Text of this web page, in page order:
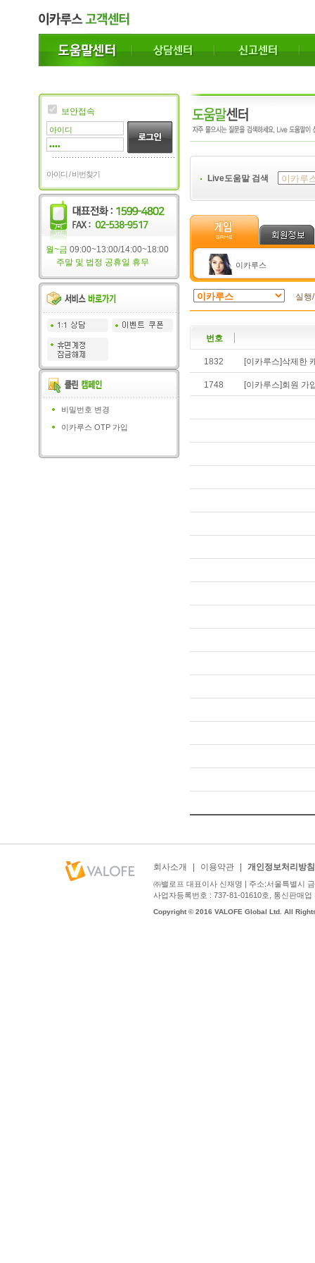
보안접속
아이디 / 비번찾기
월~금 09:00~13:00/14:00~18:00
주말 및 법정 공휴일 휴무
비밀번호 변경
이카루스 OTP 가입
Live도움말 검색
이카루스
실행
번호
1832 [이카루스]삭제한
1748 [이카루스]회원 가
회사소개 이용약관 개인정보처리방침
㈜밸로프 대표이사 신재명 | 주소:서울특별시
사업자등록번호 : 737-81-01610호, 통신판매
Copyright © 2016 VALOFE Global Ltd. All